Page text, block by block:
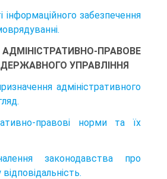
інформаційного забезпечення
ПРАВОВЕ
УПРАВЛІННЯ
адміністративного
правові норми та їх
законодавства про